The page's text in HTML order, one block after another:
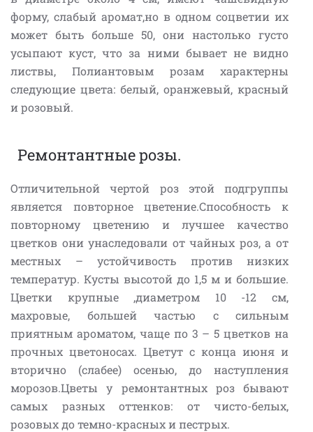
форму, слабый аромат,но в одном соцветии их
может быть больше 50, они настолько густо
усыпают куст, что за ними бывает не видно
листвы, Полиантовым розам характерны
следующие цвета: белый, оранжевый, красный
и розовый.
Ремонтантные розы.
Отличительной чертой роз этой подгруппы
является повторное цветение.Способность к
повторному цветению и лучшее качество
цветков они унаследовали от чайных роз, а от
местных – устойчивость против низких
температур. Кусты высотой до 1,5 м и большие.
Цветки крупные ,диаметром 10 -12 см,
махровые, большей частью с сильным
приятным ароматом, чаще по 3 – 5 цветков на
прочных цветоносах. Цветут с конца июня и
вторично (слабее) осенью, до наступления
морозов.Цветы у ремонтантных роз бывают
самых разных оттенков: от чисто-белых,
розовых до темно-красных и пестрых.